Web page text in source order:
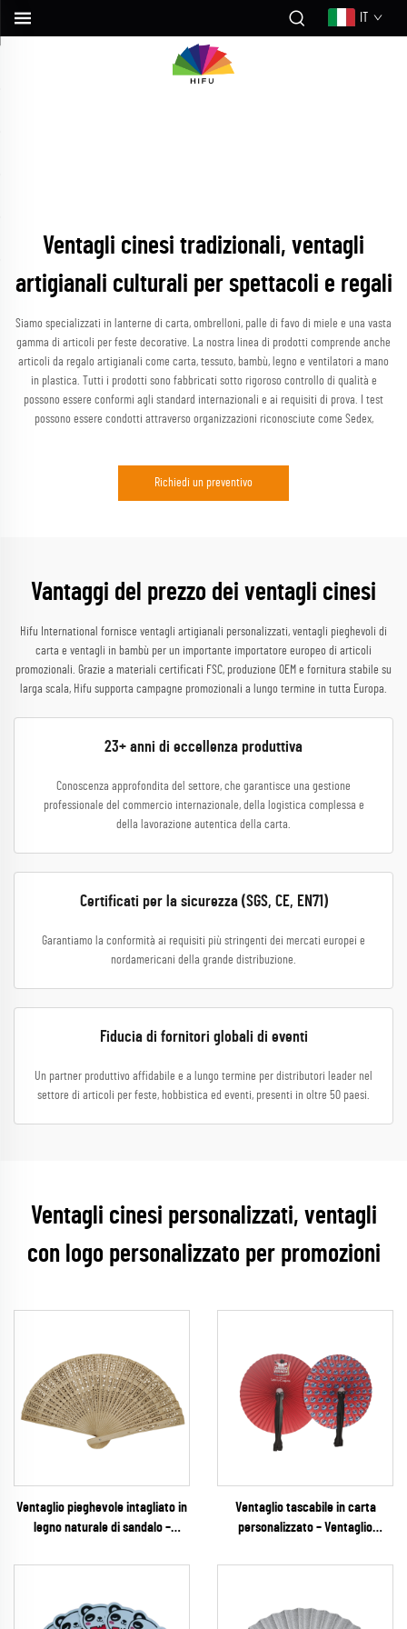
Ventagli cinesi tradizionali, ventagli
artigianali culturali per spettacoli e regali
Siamo specializzati in lanterne di carta, ombrelloni, palle di favo di miele e una vasta
gamma di articoli per feste decorative. La nostra linea di prodotti comprende anche
articoli da regalo artigianali come carta, tessuto, bambù, legno e ventilatori a mano
in plastica. Tutti i prodotti sono fabbricati sotto rigoroso controllo di qualità e
possono essere conformi agli standard internazionali e ai requisiti di prova. I test
possono essere condotti attraverso organizzazioni riconosciute come Sedex,
Richiedi un preventivo
Vantaggi del prezzo dei ventagli cinesi
Hifu International fornisce ventagli artigianali personalizzati, ventagli pieghevoli di
carta e ventagli in bambù per un importante importatore europeo di articoli
promozionali. Grazie a materiali certificati FSC, produzione OEM e fornitura stabile su
larga scala, Hifu supporta campagne promozionali a lungo termine in tutta Europa.
23+ anni di eccellenza produttiva
Conoscenza approfondita del settore, che garantisce una gestione
professionale del commercio internazionale, della logistica complessa e
della lavorazione autentica della carta.
Certificati per la sicurezza (SGS, CE, EN71)
Garantiamo la conformità ai requisiti più stringenti dei mercati europei e
nordamericani della grande distribuzione.
Fiducia di fornitori globali di eventi
Un partner produttivo affidabile e a lungo termine per distributori leader nel
settore di articoli per feste, hobbistica ed eventi, presenti in oltre 50 paesi.
Ventagli cinesi personalizzati, ventagli
con logo personalizzato per promozioni
Ventaglio pieghevole intagliato in
legno naturale di sandalo –
legno semplice con filigrana,
omaggi premium
Ventaglio tascabile in carta
personalizzato – Ventaglio
a doppia faccia per campagne di